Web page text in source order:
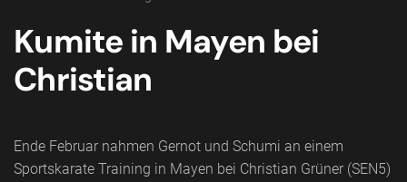
Kumite in Mayen bei
Christian
Ende Februar nahmen Gernot und Schumi an einem
Sportskarate Training in Mayen bei Christian Grüner (SEN5)